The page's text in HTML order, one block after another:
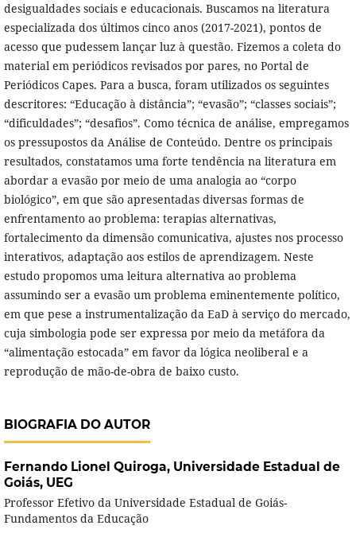
desigualdades sociais e educacionais. Buscamos na literatura
especializada dos últimos cinco anos (2017-2021), pontos de
acesso que pudessem lançar luz à questão. Fizemos a coleta do
material em periódicos revisados por pares, no Portal de
Periódicos Capes. Para a busca, foram utilizados os seguintes
descritores: “Educação à distância”; “evasão”; “classes sociais”;
“dificuldades”; “desafios”. Como técnica de análise, empregamos
os pressupostos da Análise de Conteúdo. Dentre os principais
resultados, constatamos uma forte tendência na literatura em
abordar a evasão por meio de uma analogia ao “corpo
biológico”, em que são apresentadas diversas formas de
enfrentamento ao problema: terapias alternativas,
fortalecimento da dimensão comunicativa, ajustes nos processo
interativos, adaptação aos estilos de aprendizagem. Neste
estudo propomos uma leitura alternativa ao problema
assumindo ser a evasão um problema eminentemente político,
em que pese a instrumentalização da EaD à serviço do mercado,
cuja simbologia pode ser expressa por meio da metáfora da
“alimentação estocada” em favor da lógica neoliberal e a
reprodução de mão-de-obra de baixo custo.
BIOGRAFIA DO AUTOR
Fernando Lionel Quiroga, Universidade Estadual de
Goiás, UEG
Professor Efetivo da Universidade Estadual de Goiás-
Fundamentos da Educação